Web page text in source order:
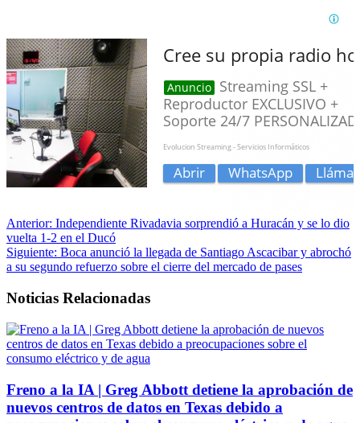
Anterior: Independiente Rivadavia sorprendió a Huracán y se lo dio
vuelta 1-2 en el Ducó
Siguiente: Boca anunció la llegada de Santiago Ascacibar y abrochó
a su segundo refuerzo sobre el cierre del mercado de pases
Noticias Relacionadas
Freno a la IA | Greg Abbott detiene la aprobación de
nuevos centros de datos en Texas debido a